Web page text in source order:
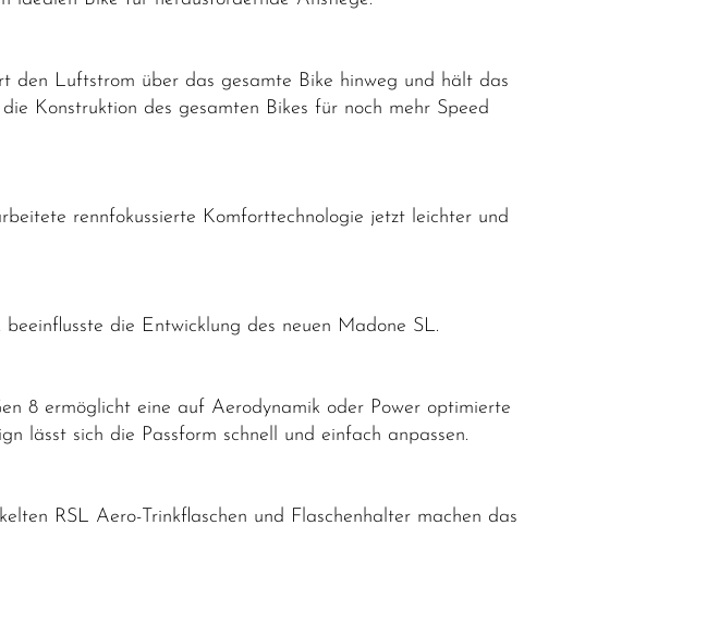
den Luftstrom über das gesamte Bike hinweg und hält das
Konstruktion des gesamten Bikes für noch mehr Speed
rennfokussierte Komforttechnologie jetzt leichter und
die Entwicklung des neuen Madone SL.
8 ermöglicht eine auf Aerodynamik oder Power optimierte
lässt sich die Passform schnell und einfach anpassen.
RSL Aero-Trinkflaschen und Flaschenhalter machen das